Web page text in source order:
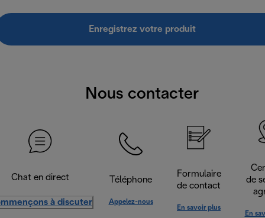
Enregistrez votre produit
Nous contacter
Chat en direct
à discuter
Téléphone
Appelez-nous
Formulaire
de contact
En savoir plus
de
En